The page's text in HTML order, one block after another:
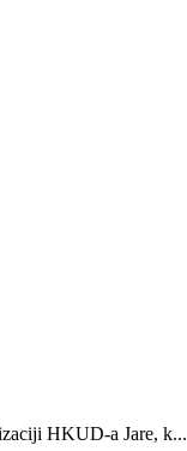
HKUD-a Jare, k...